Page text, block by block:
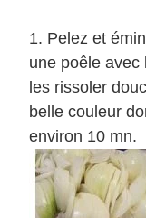
Pelez et
une poêle avec
les rissoler
belle couleur
environ 10 mn.